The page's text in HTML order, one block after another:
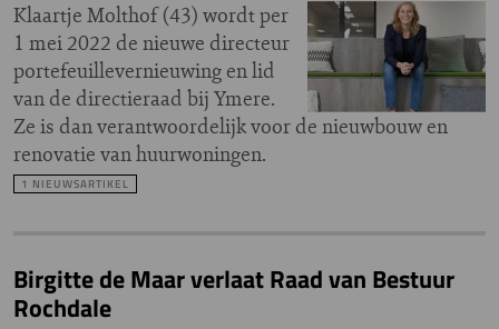
Klaartje Molthof (43) wordt per
1 mei 2022 de nieuwe directeur
portefeuillevernieuwing en lid
van de directieraad bij Ymere.
Ze is dan verantwoordelijk voor de nieuwbouw en
renovatie van huurwoningen.
1 NIEUWSARTIKEL
Birgitte de Maar verlaat Raad van Bestuur
Rochdale